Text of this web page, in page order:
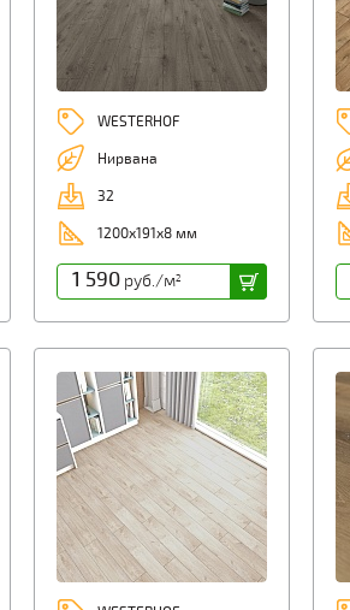
WESTERHOF
Нирвана
32
1200х191х8 мм
1 590руб./м2